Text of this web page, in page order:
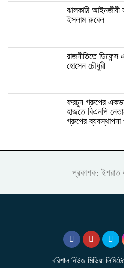
ঝালকাঠি
ইসলাম রুবেল
রাজনীতিতে
হোসেন চৌধুরী
ফরচুন গ্রুপের
হাজতে বিএনপি
গ্রুপের ব্যবস্থাপনা
প্রকাশক: ইশরাত
বরিশাল নিউজ মিডিয়া